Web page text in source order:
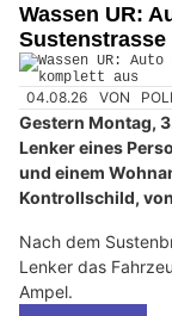
Wassen UR:
04.08.26 VON
Gestern Montag,
Lenker eines
und einem
Kontrollschild,
Nach dem
Lenker das
Ampel.